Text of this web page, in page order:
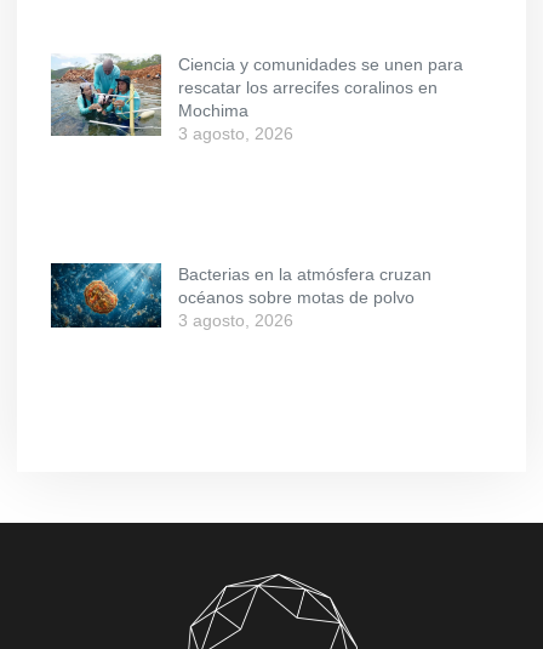
Ciencia y comunidades se unen para
rescatar los arrecifes coralinos en
Mochima
3 agosto, 2026
Bacterias en la atmósfera cruzan
océanos sobre motas de polvo
3 agosto, 2026